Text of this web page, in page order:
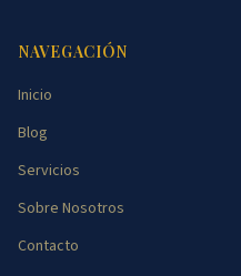
NAVEGACIÓN
Inicio
Blog
Servicios
Sobre Nosotros
Contacto